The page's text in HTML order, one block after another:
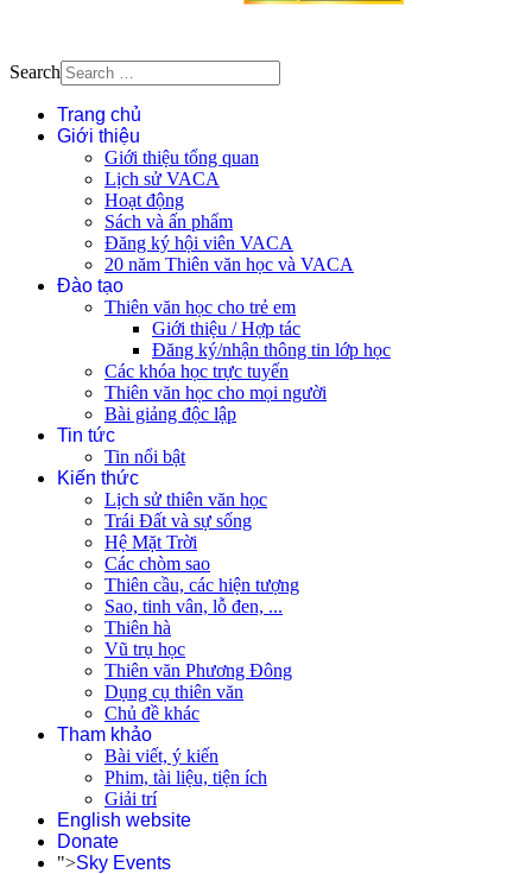
Search
Trang chủ
Giới thiệu
Giới thiệu tổng quan
Lịch sử VACA
Hoạt động
Sách và ấn phẩm
Đăng ký hội viên VACA
20 năm Thiên văn học và VACA
Đào tạo
Thiên văn học cho trẻ em
Giới thiệu / Hợp tác
Đăng ký/nhận thông tin lớp học
Các khóa học trực tuyến
Thiên văn học cho mọi người
Bài giảng độc lập
Tin tức
Tin nổi bật
Kiến thức
Lịch sử thiên văn học
Trái Đất và sự sống
Hệ Mặt Trời
Các chòm sao
Thiên cầu, các hiện tượng
Sao, tinh vân, lỗ đen, ...
Thiên hà
Vũ trụ học
Thiên văn Phương Đông
Dụng cụ thiên văn
Chủ đề khác
Tham khảo
Bài viết, ý kiến
Phim, tài liệu, tiện ích
Giải trí
English website
Donate
">Sky Events